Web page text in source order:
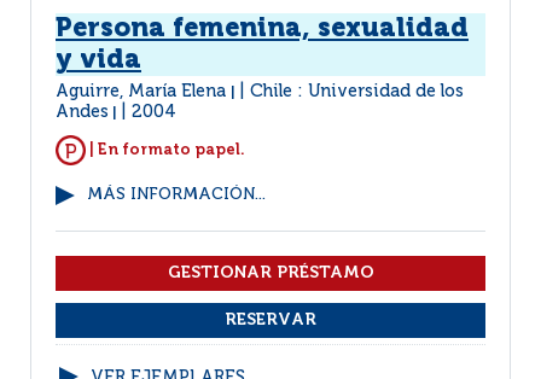
Persona femenina, sexualidad
y vida
Aguirre, María Elena
Chile : Universidad de los
Andes
2004
| En formato papel.
MÁS INFORMACIÓN...